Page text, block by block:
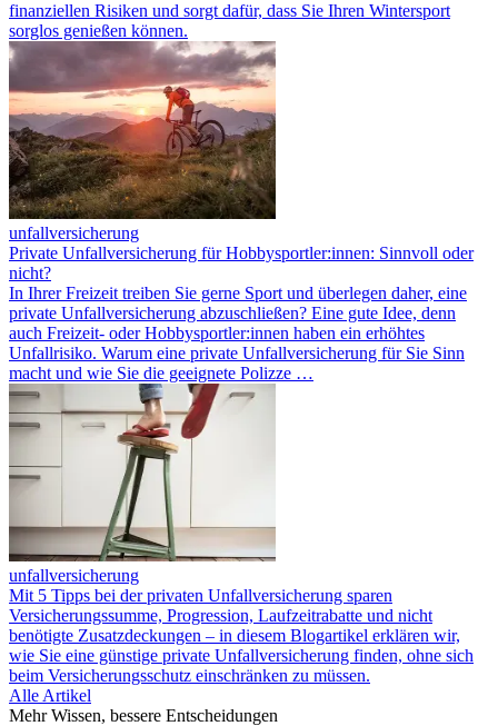
finanziellen Risiken und sorgt dafür, dass Sie Ihren Wintersport
sorglos genießen können.
unfallversicherung
Private Unfallversicherung für Hobbysportler:innen: Sinnvoll oder
nicht?
In Ihrer Freizeit treiben Sie gerne Sport und überlegen daher, eine
private Unfallversicherung abzuschließen? Eine gute Idee, denn
auch Freizeit- oder Hobbysportler:innen haben ein erhöhtes
Unfallrisiko. Warum eine private Unfallversicherung für Sie Sinn
macht und wie Sie die geeignete Polizze …
unfallversicherung
Mit 5 Tipps bei der privaten Unfallversicherung sparen
Versicherungssumme, Progression, Laufzeitrabatte und nicht
benötigte Zusatzdeckungen – in diesem Blogartikel erklären wir,
wie Sie eine günstige private Unfallversicherung finden, ohne sich
beim Versicherungsschutz einschränken zu müssen.
Alle Artikel
Mehr Wissen, bessere Entscheidungen